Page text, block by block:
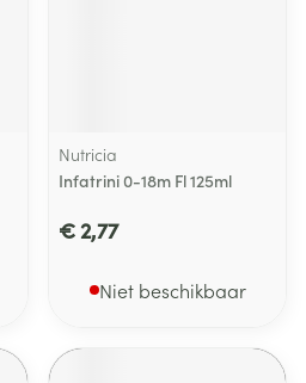
Nutricia
Infatrini 0-18m Fl 125ml
€ 2,77
Niet beschikbaar